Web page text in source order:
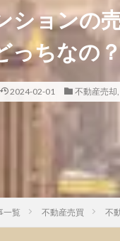
ションの
っちなの
2024-02-01 不動産売却,
一覧 不動産売買 不